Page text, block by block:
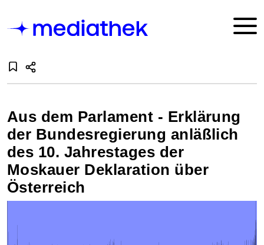
Aus dem Parlament - Erklärung
der Bundesregierung anläßlich
des 10. Jahrestages der
Moskauer Deklaration über
Österreich